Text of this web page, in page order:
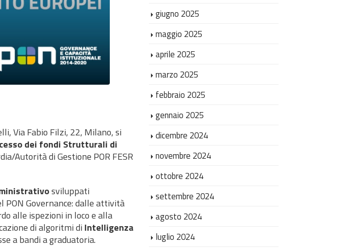
Via Fabio Filzi, 22, Milano, si
dei fondi Strutturali di
Autorità di Gestione POR FESR
sviluppati
PON Governance: dalle attività
alle ispezioni in loco e alla
di algoritmi di Intelligenza
a bandi a graduatoria.
giugno 2025
maggio 2025
aprile 2025
marzo 2025
febbraio 2025
gennaio 2025
dicembre 2024
novembre 2024
ottobre 2024
settembre 2024
agosto 2024
luglio 2024